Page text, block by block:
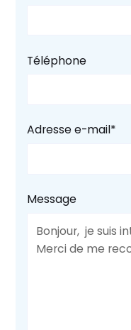
Téléphone
Adresse e-mail*
Message